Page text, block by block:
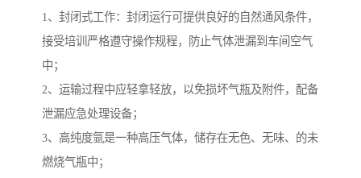
1、封闭式工作：封闭运行可提供良好的自然通风条件，
接受培训严格遵守操作规程，防止气体泄漏到车间空气
中；
2、运输过程中应轻拿轻放，以免损坏气瓶及附件，配备
泄漏应急处理设备；
3、高纯度氩是一种高压气体，储存在无色、无味、的未
燃烧气瓶中；